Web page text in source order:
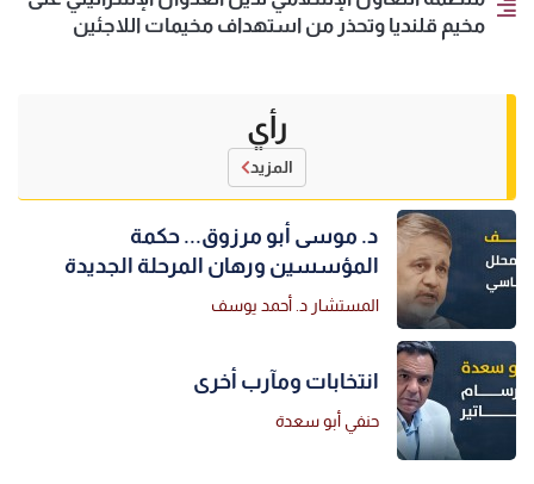
مخيم قلنديا وتحذر من استهداف مخيمات اللاجئين
رأي
المزيد
د. موسى أبو مرزوق... حكمة
المؤسسين ورهان المرحلة الجديدة
المستشار د. أحمد يوسف
انتخابات ومآرب أخرى
حنفي أبو سعدة